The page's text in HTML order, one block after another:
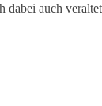
auch